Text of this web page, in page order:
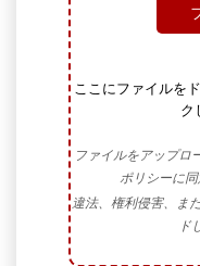
ここにファイルを
ク
ファイルをアップロ
ポリシーに
違法、権利侵害、ま
ド